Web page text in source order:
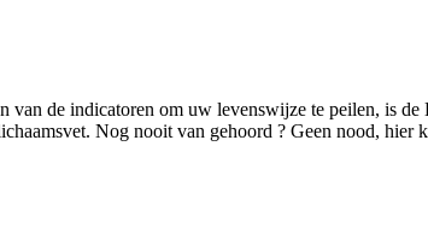
van de indicatoren om uw levenswijze te peilen, is
Nog nooit van gehoord ? Geen nood, hier